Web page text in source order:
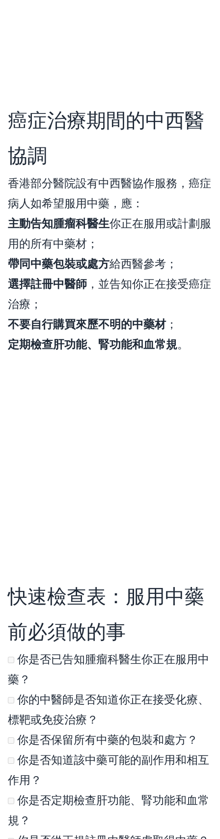
癌症治療期間的中西醫
協調
香港部分醫院設有中西醫協作服務，癌症
病人如希望服用中藥，應：
主動告知腫瘤科醫生你正在服用或計劃服
用的所有中藥材；
帶同中藥包裝或處方給西醫參考；
選擇註冊中醫師 ，並告知你正在接受癌症
治療；
不要自行購買來歷不明的中藥材；
定期檢查肝功能、腎功能和血常規。
快速檢查表：服用中藥
前必須做的事
你是否已告知腫瘤科醫生你正在服用中
藥？
你的中醫師是否知道你正在接受化療、
標靶或免疫治療？
你是否保留所有中藥的包裝和處方？
你是否知道該中藥可能的副作用和相互
作用？
你是否定期檢查肝功能、腎功能和血常
規？